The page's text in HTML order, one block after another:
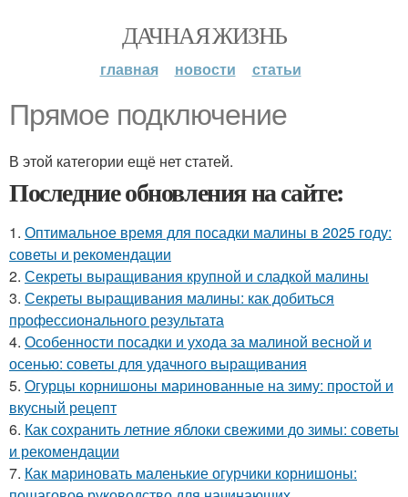
ДАЧНАЯ ЖИЗНЬ
главная новости статьи
Прямое подключение
В этой категории ещё нет статей.
Последние обновления на сайте:
1. Оптимальное время для посадки малины в 2025 году:
советы и рекомендации
2. Секреты выращивания крупной и сладкой малины
3. Секреты выращивания малины: как добиться
профессионального результата
4. Особенности посадки и ухода за малиной весной и
осенью: советы для удачного выращивания
5. Огурцы корнишоны маринованные на зиму: простой и
вкусный рецепт
6. Как сохранить летние яблоки свежими до зимы: советы
и рекомендации
7. Как мариновать маленькие огурчики корнишоны: